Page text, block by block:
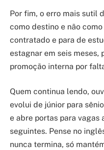
Por fim, o erro mais sutil
como destino e não
contratado e para de
estagnar em seis meses,
promoção interna por
Quem continua lendo,
evolui de júnior para
e abre portas para vagas
seguintes. Pense no
nunca termina, só